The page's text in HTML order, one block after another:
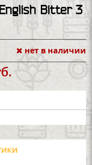
Bitter 3
нет в наличии